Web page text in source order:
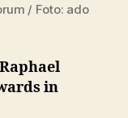
/ Foto: ado
in